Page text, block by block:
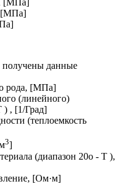
[МПа]
[МПа]
получены данные
рода, [МПа]
(линейного)
) , [1/Град]
(теплоемкость
3]
(диапазон 20o - T ),
[Ом·м]